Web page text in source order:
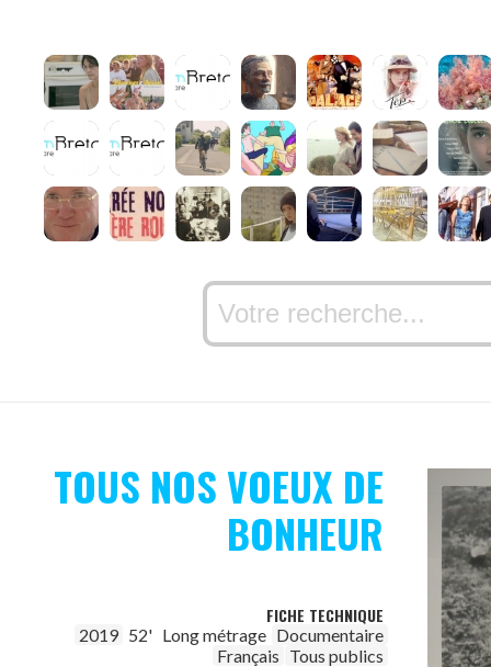
TOUS NOS VOEUX DE
BONHEUR
FICHE TECHNIQUE
2019 52' Long métrage Documentaire
Français Tous publics